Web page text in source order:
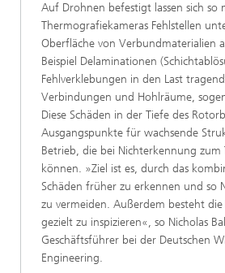
Auf Drohnen befestigt lassen sich so
Thermografiekameras Fehlstellen
Oberfläche von Verbundmaterialien
Beispiel Delaminationen
Fehlverklebungen in den Last
Verbindungen und Hohlräume,
Diese Schäden in der Tiefe des
Ausgangspunkte für wachsende
Betrieb, die bei Nichterkennung zum
können. »Ziel ist es, durch das
Schäden früher zu erkennen und so
zu vermeiden. Außerdem besteht
gezielt zu inspizieren«, so Nicholas
Geschäftsführer bei der Deutschen
Engineering.